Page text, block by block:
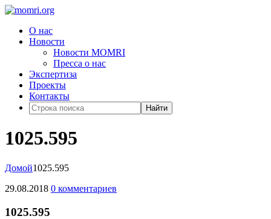
О нас
Новости
Новости MOMRI
Пресса о нас
Экспертиза
Проекты
Контакты
Найти
1025.595
Домой1025.595
29.08.2018 0 комментариев
1025.595